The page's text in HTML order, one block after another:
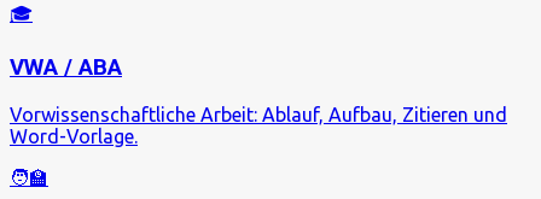
🎓
VWA / ABA
Vorwissenschaftliche Arbeit: Ablauf, Aufbau, Zitieren und
Word-Vorlage.
🧑‍🏫